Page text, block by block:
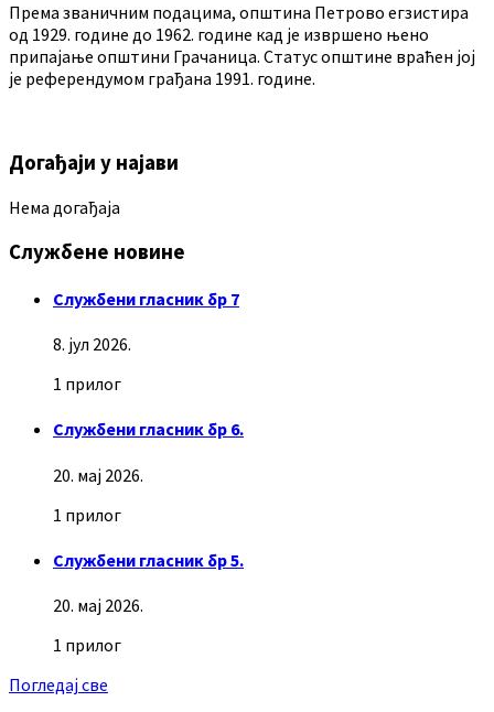
Према званичним подацима, општина Петрово егзистира
од 1929. године до 1962. године кад је извршено њено
припајање општини Грачаница. Статус општине враћен јој
је референдумом грађана 1991. године.
Догађаји у најави
Нема догађаја
Службене новине
Службени гласник бр 7
8. јул 2026.
1 прилог
Службени гласник бр 6.
20. мај 2026.
1 прилог
Службени гласник бр 5.
20. мај 2026.
1 прилог
Погледај све